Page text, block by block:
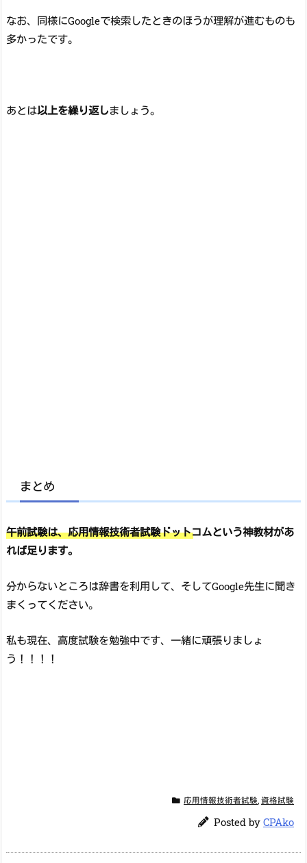
なお、同様にGoogleで検索したときのほうが理解が進むものも
多かったです。
あとは以上を繰り返しましょう。
まとめ
午前試験は、応用情報技術者試験ドットコムという神教材があ
れば足ります。
分からないところは辞書を利用して、そしてGoogle先生に聞き
まくってください。
私も現在、高度試験を勉強中です、一緒に頑張りましょ
う！！！！
応用情報技術者試験, 資格試験
Posted by CPAko